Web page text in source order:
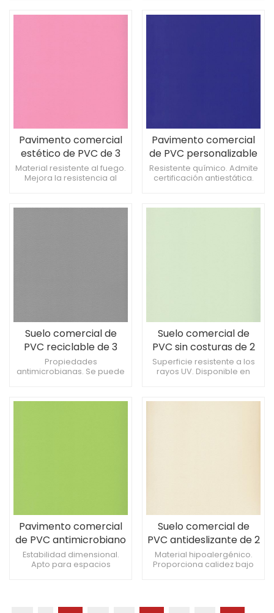
antideslizante.
Pavimento comercial
estético de PVC de 3
mm para cafeterías
Material resistente al fuego.
Mejora la resistencia al
protección contra
Pavimento comercial
de PVC personalizable
de 2 mm para
gimnasios
Resistente químico. Admite
certificación antiestática.
Suelo comercial de
PVC reciclable de 3
mm para laboratorios.
Propiedades
antimicrobianas. Se puede
instalaciones
Suelo comercial de
PVC sin costuras de 2
mm para auditorios
Superficie resistente a los
rayos UV. Disponible en
constante.
Pavimento comercial
de PVC antimicrobiano
de 3 mm para salas
polivalentes
Estabilidad dimensional.
Apto para espacios
Suelo comercial de
PVC antideslizante de 2
mm para oficinas
Material hipoalergénico.
Proporciona calidez bajo